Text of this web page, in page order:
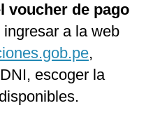
voucher de pago
ingresar a la web
,
escoger la